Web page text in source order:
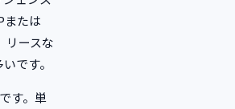
または
リースな
です。
す。単